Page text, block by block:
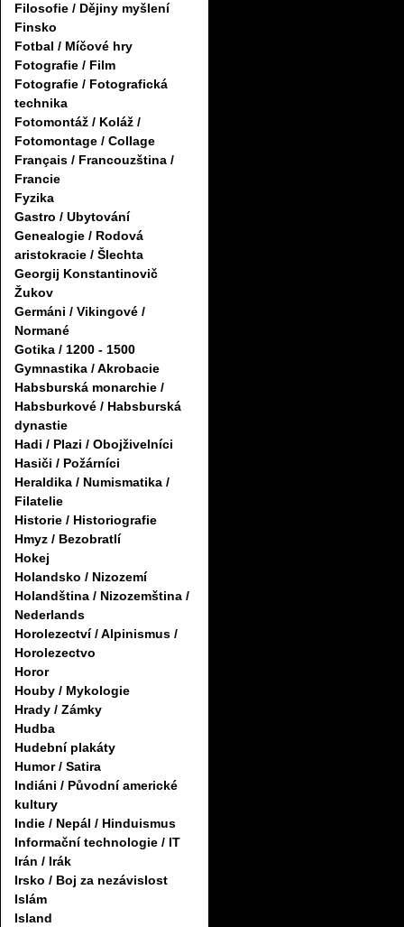
Filosofie / Dějiny myšlení
Finsko
Fotbal / Míčové hry
Fotografie / Film
Fotografie / Fotografická
technika
Fotomontáž / Koláž /
Fotomontage / Collage
Français / Francouzština /
Francie
Fyzika
Gastro / Ubytování
Genealogie / Rodová
aristokracie / Šlechta
Georgij Konstantinovič
Žukov
Germáni / Vikingové /
Normané
Gotika / 1200 - 1500
Gymnastika / Akrobacie
Habsburská monarchie /
Habsburkové / Habsburská
dynastie
Hadi / Plazi / Obojživelníci
Hasiči / Požárníci
Heraldika / Numismatika /
Filatelie
Historie / Historiografie
Hmyz / Bezobratlí
Hokej
Holandsko / Nizozemí
Holandština / Nizozemština /
Nederlands
Horolezectví / Alpinismus /
Horolezectvo
Horor
Houby / Mykologie
Hrady / Zámky
Hudba
Hudební plakáty
Humor / Satira
Indiáni / Původní americké
kultury
Indie / Nepál / Hinduismus
Informační technologie / IT
Irán / Irák
Irsko / Boj za nezávislost
Islám
Island